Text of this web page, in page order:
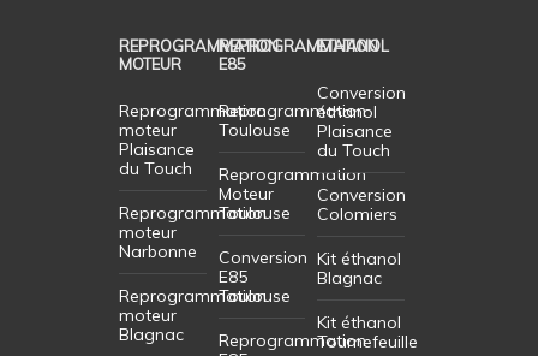
REPROGRAMMATION
MOTEUR
Reprogrammation
moteur
Plaisance
du Touch
Reprogrammation
moteur
Narbonne
Reprogrammation
moteur
Blagnac
REPROGRAMMATION
E85
Reprogrammation
Toulouse
Reprogrammation
Moteur
Toulouse
Conversion
E85
Toulouse
Reprogrammation
ETHANOL
Conversion
éthanol
Plaisance
du Touch
Conversion
Colomiers
Kit éthanol
Blagnac
Kit éthanol
Tournefeuille